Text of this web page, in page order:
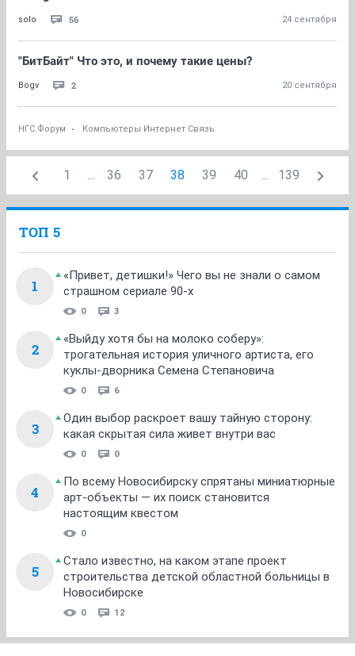
solo 56 24 сентября
"БитБайт" Что это, и почему такие цены?
Bogv 2 20 сентября
НГС.Форум Компьютеры Интернет Связь
1 ... 36 37 38 39 40 ... 139
ТОП 5
1
«Привет, детишки!» Чего вы не знали о самом
страшном сериале 90-х
0 3
2
«Выйду хотя бы на молоко соберу»:
трогательная история уличного артиста, его
куклы-дворника Семена Степановича
0 6
3
Один выбор раскроет вашу тайную сторону:
какая скрытая сила живет внутри вас
0 0
4
По всему Новосибирску спрятаны миниатюрные
арт-объекты — их поиск становится
настоящим квестом
0
5
Стало известно, на каком этапе проект
строительства детской областной больницы в
Новосибирске
0 12